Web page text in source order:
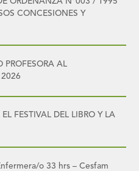
CONCESIONES Y
PROFESORA AL
2026
FESTIVAL DEL LIBRO Y LA
o 33 hrs – Cesfam